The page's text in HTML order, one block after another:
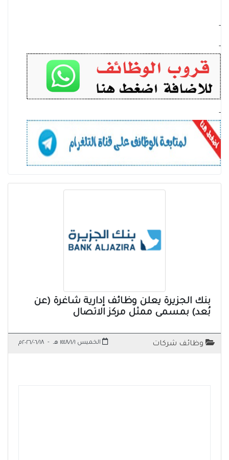
-
-
-
بنك الجزيرة يعلن وظائف إدارية شاغرة (عن
بُعد) بمسمى ممثل مركز الاتصال
وظائف شركات الخميس ١٤٤٨/١/١ هـ - ٢٠٢٦/٠٦/١٨م